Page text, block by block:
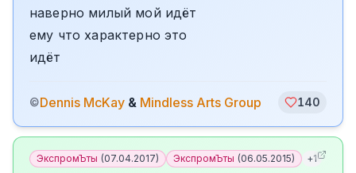
наверно милый мой идёт
ему что характерно это
идёт
©Dennis McKay & Mindless Arts Group 140
ЭкспромЪты (07.04.2017) ЭкспромЪты (06.05.2015) +1